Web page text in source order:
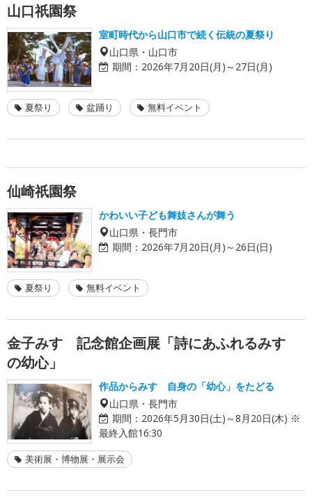
山口祇園祭
室町時代から山口市で続く伝統の夏祭り
山口県・山口市
期間： 2026年7月20日(月)～27日(月)
夏祭り 盆踊り 無料イベント
仙崎祇園祭
かわいい子ども舞妓さんが舞う
山口県・長門市
期間： 2026年7月20日(月)～26日(日)
夏祭り 無料イベント
金子みすゞ記念館企画展「詩にあふれるみすゞ
の幼心」
作品からみすゞ自身の「幼心」をたどる
山口県・長門市
期間： 2026年5月30日(土)～8月20日(木) ※
最終入館16:30
美術展・博物展・展示会